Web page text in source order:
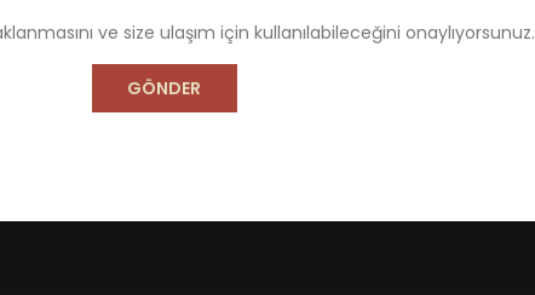
ve size ulaşım için kullanılabileceğini onaylıyorsunuz.